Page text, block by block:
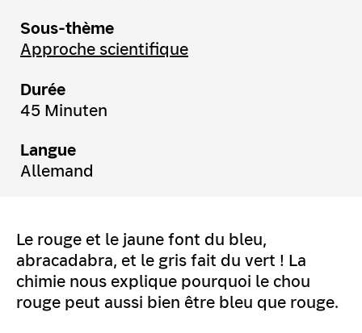
Sous-thème
Approche scientifique
Durée
45 Minuten
Langue
Allemand
Le rouge et le jaune font du bleu,
abracadabra, et le gris fait du vert ! La
chimie nous explique pourquoi le chou
rouge peut aussi bien être bleu que rouge.